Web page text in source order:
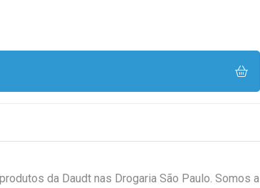
da Daudt nas Drogaria São Paulo. Somos a